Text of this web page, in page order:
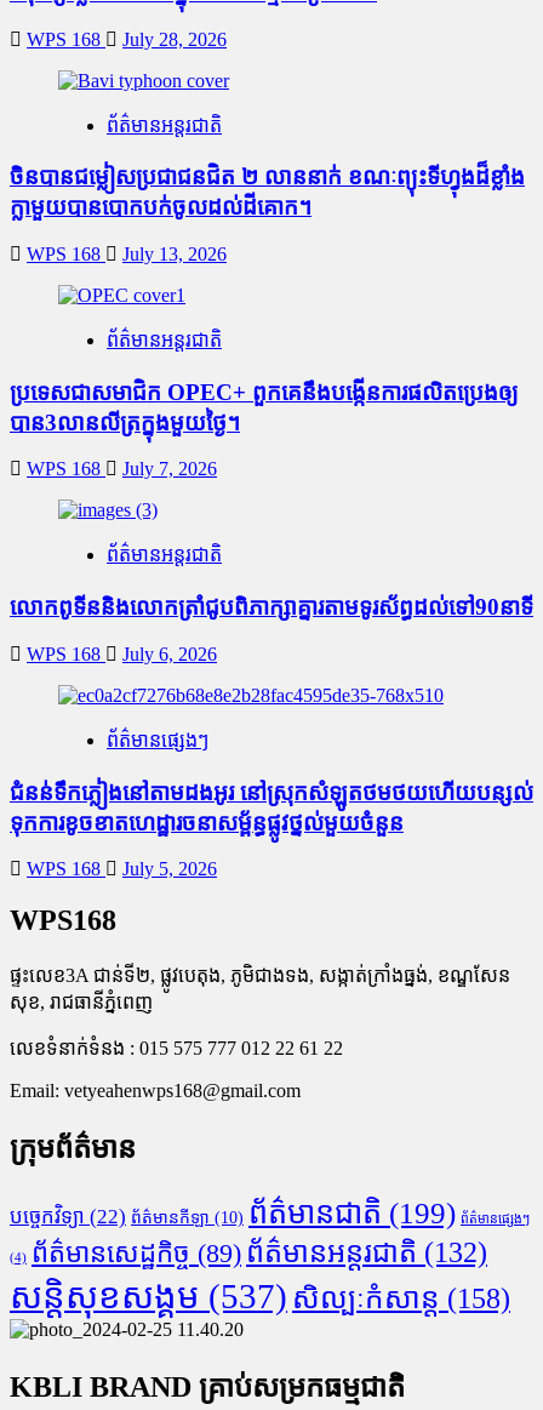
WPS 168 July 28, 2026
ព័ត៌មានអន្តរជាតិ
ចិនបានជម្លៀសប្រជាជនជិត ២ លាននាក់ ខណៈព្យុះទីហ្វុងដ៏ខ្លាំង
ក្លាមួយបានបោកបក់ចូលដល់ដីគោក។
WPS 168 July 13, 2026
ព័ត៌មានអន្តរជាតិ
ប្រទេសជាសមាជិក OPEC+​ ពួកគេនឹងបង្កើនការផលិតប្រេងឲ្យ
បាន3លានលីត្រក្នុងមួយថ្ងៃ។
WPS 168 July 7, 2026
ព័ត៌មានអន្តរជាតិ
លោកពូទីននិងលោកត្រាំជូបពិភាក្សាគ្នារតាមទូរស័ព្ធដល់ទៅ90នាទី
WPS 168 July 6, 2026
ព័ត៌មានផ្សេងៗ
ជំនន់​ទឹកភ្លៀង​នៅ​តាម​ដងអូរ​ នៅ​ស្រុក​សំឡូត​ថមថយ​ហើយ​បន្សល់​
ទុក​ការ​ខូចខាត​ហេដ្ឋារចនាសម្ព័ន្ធ​ផ្លូវថ្នល់​មួយ​ចំនួន
WPS 168 July 5, 2026
WPS168
ផ្ទះលេខ3A ជាន់ទី២, ផ្លូវបេតុង, ភូមិជាងទង, សង្កាត់ក្រាំងធ្នង់, ខណ្ឌសែន
សុខ, រាជធានីភ្នំពេញ
លេខទំនាក់ទំនង : 015 575 777 012 22 61 22
Email: vetyeahenwps168@gmail.com
ក្រុមព័ត៌មាន
បច្ចេកវិទ្យា (22) ព័ត៌មានកីឡា (10) ព័ត៌មានជាតិ (199) ព័ត៌មានផ្សេងៗ
(4) ព័ត៌មានសេដ្ឋកិច្ច (89) ព័ត៌មានអន្តរជាតិ (132)
សន្តិសុខសង្គម (537) សិល្បៈកំសាន្ត (158)
KBLI BRAND គ្រាប់សម្រកធម្មជាតិ